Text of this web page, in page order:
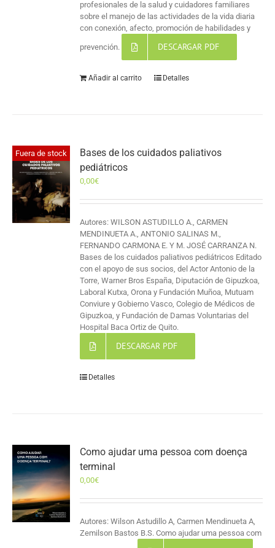
profesionales de la salud y cuidadores familiares
sobre el manejo de las actividades de la vida diaria
con conexión, afecto, promoción de habilidades y
prevención. DESCARGAR PDF
Añadir al carrito Detalles
Fuera de stock
Bases de los cuidados paliativos
pediátricos
0,00€
Autores: WILSON ASTUDILLO A., CARMEN
MENDINUETA A., ANTONIO SALINAS M.,
FERNANDO CARMONA E. Y M. JOSÉ CARRANZA N.
Bases de los cuidados paliativos pediátricos Editado
con el apoyo de sus socios, del Actor Antonio de la
Torre, Warner Bros España, Diputación de Gipuzkoa,
Laboral Kutxa, Orona y Fundación Muñoa, Mutuam
Conviure y Gobierno Vasco, Colegio de Médicos de
Gipuzkoa, y Fundación de Damas Voluntarias del
Hospital Baca Ortiz de Quito.
DESCARGAR PDF
Detalles
Como ajudar uma pessoa com doença
terminal
0,00€
Autores: Wilson Astudillo A, Carmen Mendinueta A,
Zemilson Bastos B.S. Como ajudar uma pessoa com